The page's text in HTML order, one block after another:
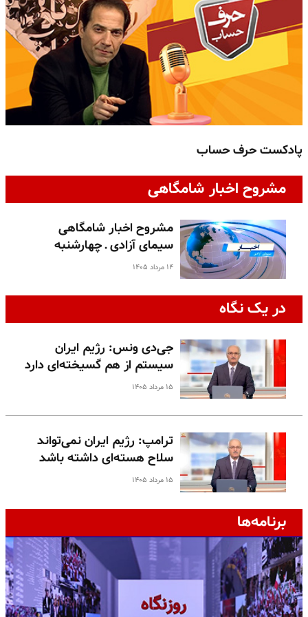
پادکست حرف حساب
مشروح اخبار شامگاهی
مشروح اخبار شامگاهی
سیمای آزادی ـ چهارشنبه
۱۴ مرداد ۱۴۰۵
در یک نگاه
جی‌دی ونس: رژیم ایران
سیستم از هم گسیخته‌ای دارد
۱۵ مرداد ۱۴۰۵
ترامپ: رژیم ایران نمی‌تواند
سلاح هسته‌ای داشته باشد
۱۵ مرداد ۱۴۰۵
برنامه‌ها